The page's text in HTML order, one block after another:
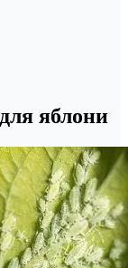
яблони